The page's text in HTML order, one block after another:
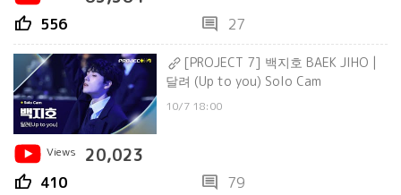
thumb_up 556 comment 27
[PROJECT 7] 백지호 BAEK JIHO |
달려 (Up to you) Solo Cam
10/7 18:00
Views 20,023
thumb_up 410 comment 79